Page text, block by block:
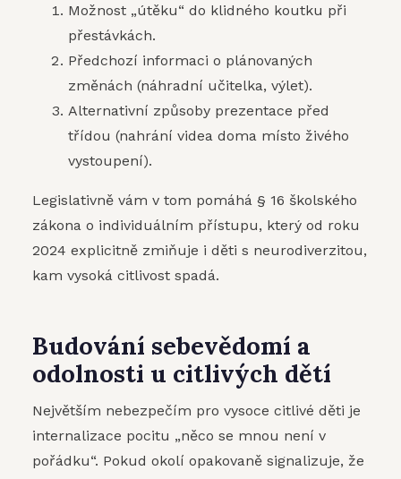
Možnost „útěku“ do klidného koutku při
přestávkách.
Předchozí informaci o plánovaných
změnách (náhradní učitelka, výlet).
Alternativní způsoby prezentace před
třídou (nahrání videa doma místo živého
vystoupení).
Legislativně vám v tom pomáhá § 16 školského
zákona o individuálním přístupu, který od roku
2024 explicitně zmiňuje i děti s neurodiverzitou,
kam vysoká citlivost spadá.
Budování sebevědomí a
odolnosti u citlivých dětí
Největším nebezpečím pro vysoce citlivé děti je
internalizace pocitu „něco se mnou není v
pořádku“. Pokud okolí opakovaně signalizuje, že